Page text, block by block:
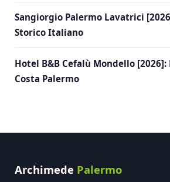
Sangiorgio Palermo Lavatrici
Storico Italiano
Hotel B&B Cefalù Mondello
Costa Palermo
Archimede Palermo